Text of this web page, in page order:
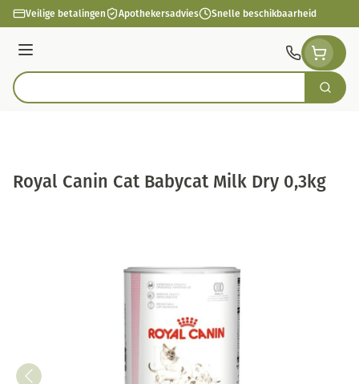
Ga naar de inhoud
Veilige betalingen Apothekersadvies Snelle beschikbaarheid
Menu
Product, merk, categorie... Zoek
Royal Canin Cat Babycat Milk Dry 0,3kg